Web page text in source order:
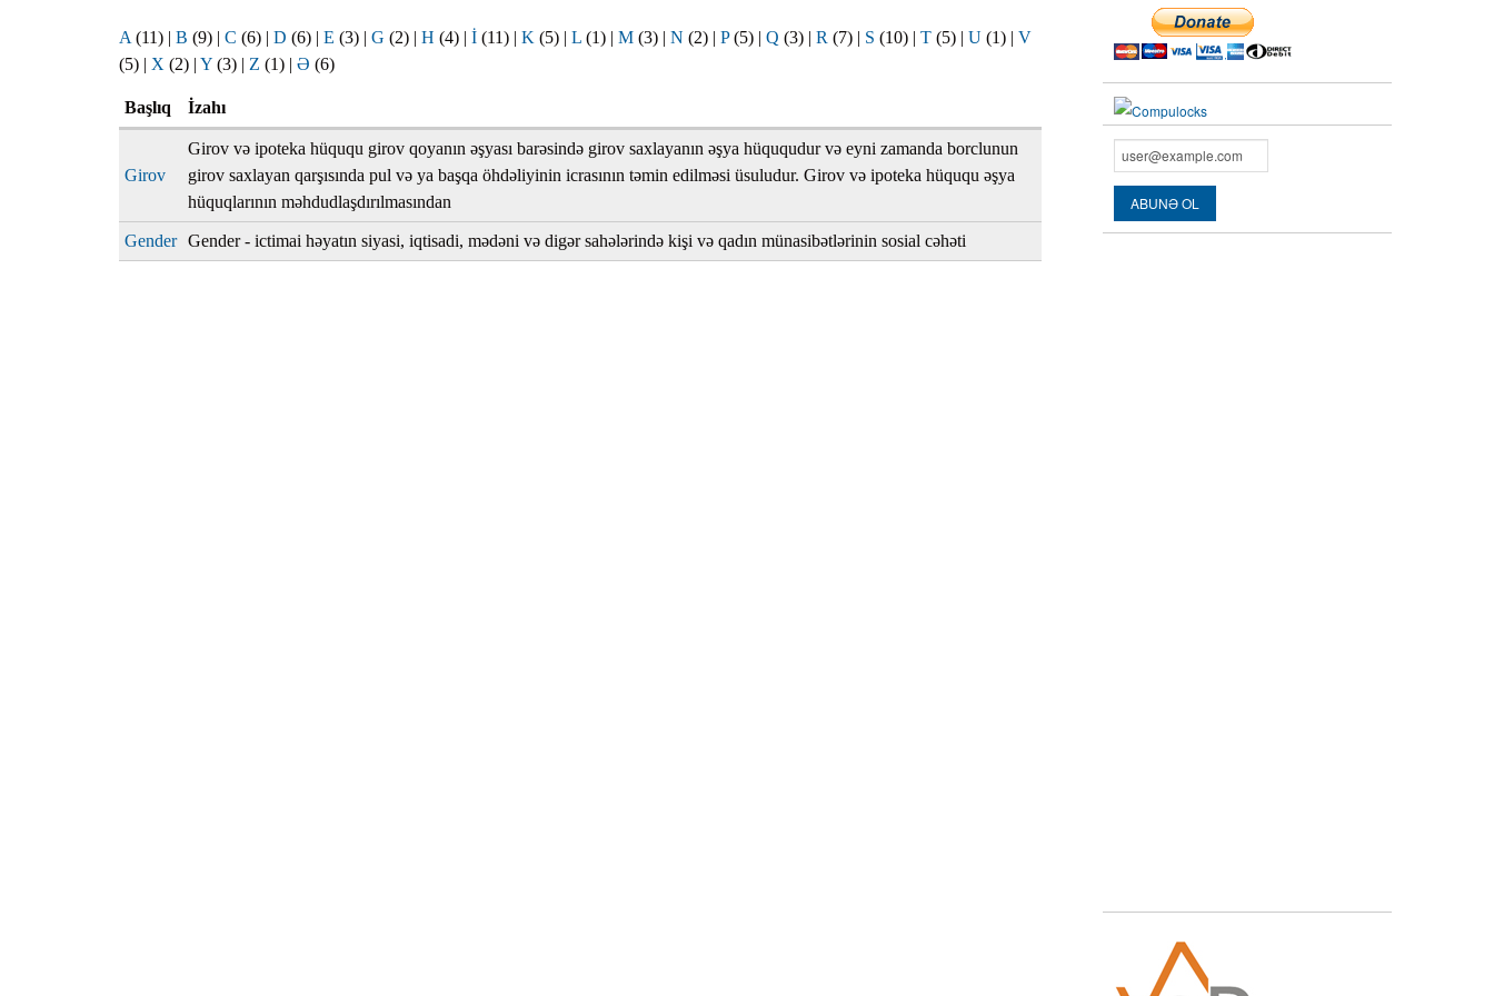
Protokollar
Qərarlar
Raportlar
Rəylər
Şikayətlər
A (11) | B (9) | C (6) | D (6) | E (3) | G (2) | H (4) | İ (11) | K (5) | L (1) | M (3) | N (2) | P(5) | Q (3) | R (7) | S (10) | T (5) | U (1) | V
(5) | X (2) | Y (3) | Z (1) | Ə (6)
Başlıq İzahı
Girov
Girov və ipoteka hüququ girov qoyanın əşyası barəsində girov saxlayanın əşya hüququdur və eyni zamanda borclunun
girov saxlayan qarşısında pul və ya başqa öhdəliyinin icrasının təmin edilməsi üsuludur. Girov və ipoteka hüququ əşya
hüquqlarının məhdudlaşdırılmasından
Gender Gender - ictimai həyatın siyasi, iqtisadi, mədəni və digər sahələrində kişi və qadın münasibətlərinin sosial cəhəti